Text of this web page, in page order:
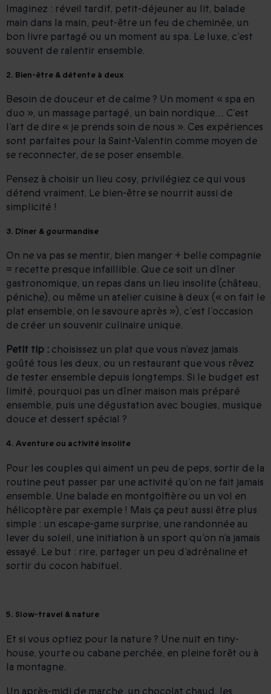
Imaginez : réveil tardif, petit-déjeuner au lit, balade
main dans la main, peut-être un feu de cheminée, un
bon livre partagé ou un moment au spa. Le luxe, c’est
souvent de ralentir ensemble.
2. Bien-être & détente à deux
Besoin de douceur et de calme ? Un moment « spa en
duo », un massage partagé, un bain nordique… C’est
l’art de dire « je prends soin de nous ». Ces expériences
sont parfaites pour la Saint-Valentin comme moyen de
se reconnecter, de se poser ensemble.
Pensez à choisir un lieu cosy, privilégiez ce qui vous
détend vraiment. Le bien-être se nourrit aussi de
simplicité !
3. Dîner & gourmandise
On ne va pas se mentir, bien manger + belle compagnie
= recette presque infaillible. Que ce soit un dîner
gastronomique, un repas dans un lieu insolite (château,
péniche), ou même un atelier cuisine à deux (« on fait le
plat ensemble, on le savoure après »), c’est l’occasion
de créer un souvenir culinaire unique.
Petit tip : choisissez un plat que vous n’avez jamais
goûté tous les deux, ou un restaurant que vous rêvez
de tester ensemble depuis longtemps. Si le budget est
limité, pourquoi pas un dîner maison mais préparé
ensemble, puis une dégustation avec bougies, musique
douce et dessert spécial ?
4. Aventure ou activité insolite
Pour les couples qui aiment un peu de peps, sortir de la
routine peut passer par une activité qu’on ne fait jamais
ensemble. Une balade en montgolfière ou un vol en
hélicoptère par exemple ! Mais ça peut aussi être plus
simple : un escape-game surprise, une randonnée au
lever du soleil, une initiation à un sport qu’on n’a jamais
essayé. Le but : rire, partager un peu d’adrénaline et
sortir du cocon habituel.
5. Slow-travel & nature
Et si vous optiez pour la nature ? Une nuit en tiny-
house, yourte ou cabane perchée, en pleine forêt ou à
la montagne.